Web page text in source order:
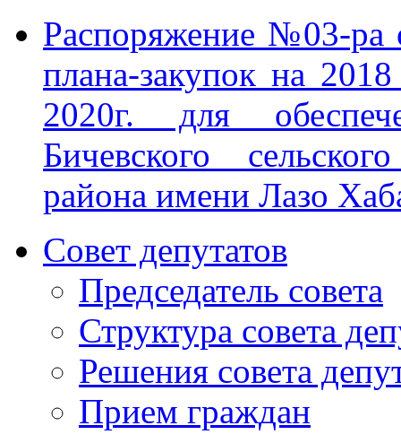
Распоряжение №03-ра
плана-закупок на
2020г. для
Бичевского
района имени Лазо
Совет депутатов
Председатель совета
Структура совета
Решения совета
Прием граждан